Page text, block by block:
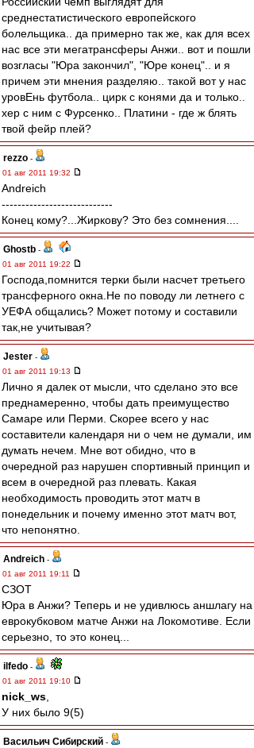
среднестатистического европейского
болельщика.. да примерно так же, как для всех
нас все эти мегатрансферы Анжи.. вот и пошли
возгласы "Юра закончил", "Юре конец".. и я
причем эти мнения разделяю.. такой вот у нас
уровЕнь футбола.. цирк с конями да и только..
хер с ним с Фурсенко.. Платини - где ж блять
твой фейр плей?
rezzo -
01 авг 2011 19:32
Andreich
----------------------------
Конец кому?...Жиркову? Это без сомнения....
Ghostb -
01 авг 2011 19:22
Господа,помнится терки были насчет третьего
трансферного окна.Не по поводу ли летнего с
УЕФА общались? Может потому и составили
так,не учитывая?
Jester -
01 авг 2011 19:13
Лично я далек от мысли, что сделано это все
преднамеренно, чтобы дать преимущество
Самаре или Перми. Скорее всего у нас
составители календаря ни о чем не думали, им
думать нечем. Мне вот обидно, что в
очередной раз нарушен спортивный принцип и
всем в очередной раз плевать. Какая
необходимость проводить этот матч в
понедельник и почему именно этот матч вот,
что непонятно.
Andreich -
01 авг 2011 19:11
СЗОТ
Юра в Анжи? Теперь и не удивлюсь аншлагу на
еврокубковом матче Анжи на Локомотиве. Если
серьезно, то это конец...
ilfedo -
01 авг 2011 19:10
nick_ws
У них было 9(5)
Васильич Сибирский -